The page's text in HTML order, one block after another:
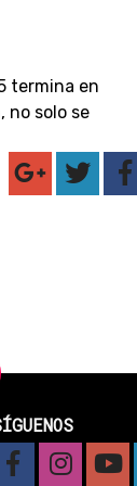
termina en
no solo se